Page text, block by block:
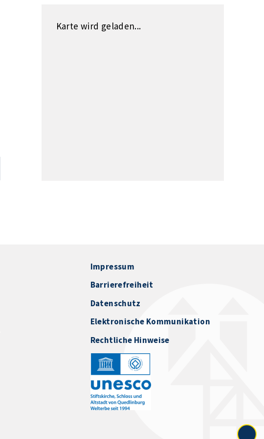
Karte wird geladen...
Impressum
Barrierefreiheit
Datenschutz
Elektronische Kommunikation
Rechtliche Hinweise